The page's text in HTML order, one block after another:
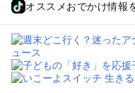
オススメおでかけ情報